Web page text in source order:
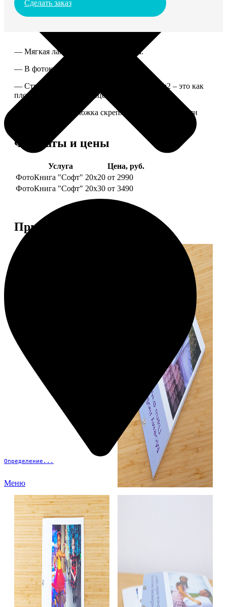
Определение...
Меню
Сделать заказ
— Мягкая ламинированная обложка.
— В фотокниге от 60 до 300 страниц.
— Страницы из бумаги плотностью 170 г/м2 – это как
плотные страницы глянцевого журнала.
— Страницы и обложка скреплены металлическими
Форматы и цены
Услуга
Цена, руб.
ФотоКнига "Софт" 20х20 от 2990
ФотоКнига "Софт" 20х30 от 3490
Примеры работ